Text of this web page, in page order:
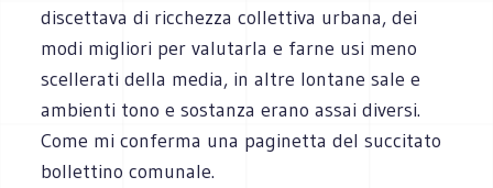
discettava di ricchezza collettiva urbana, dei
modi migliori per valutarla e farne usi meno
scellerati della media, in altre lontane sale e
ambienti tono e sostanza erano assai diversi.
Come mi conferma una paginetta del succitato
bollettino comunale.